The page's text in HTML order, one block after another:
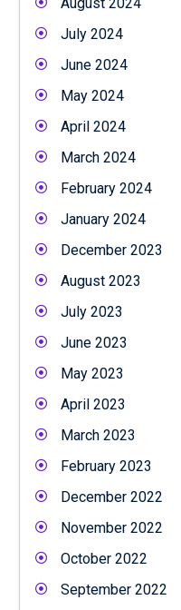
July 2024
June 2024
May 2024
April 2024
March 2024
February 2024
January 2024
December 2023
August 2023
July 2023
June 2023
May 2023
April 2023
March 2023
February 2023
December 2022
November 2022
October 2022
September 2022